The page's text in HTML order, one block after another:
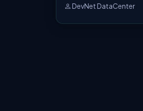
DevNet DataCenter